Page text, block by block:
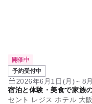
開催中
予約受付中
2026年6月1日(月)～8
宿泊と体験・美食で家族
セント レジス ホテル 大